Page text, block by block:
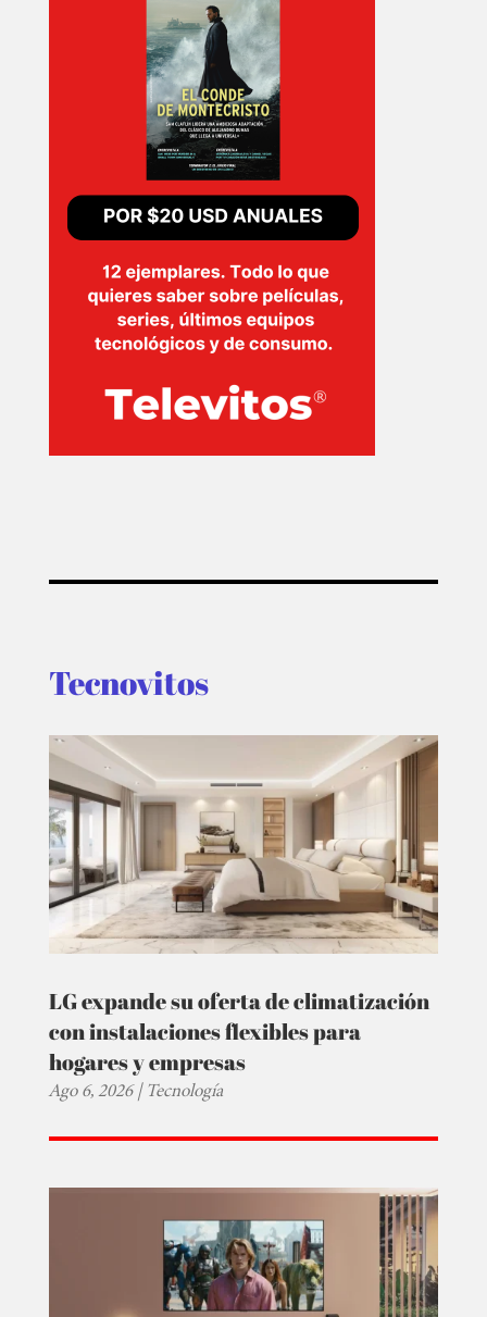
INICIO
PELICULAS
SERIES
TECNOVITOS
T-
Tecnovitos
LG expande su oferta de climatización
con instalaciones flexibles para
hogares y empresas
Ago 6, 2026|Tecnología